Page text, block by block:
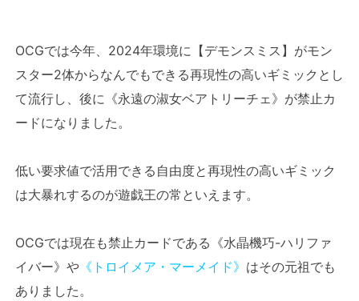
OCGでは今年、2024年環境に【デモンスミス】がモン
スター2体からなんでもできる再現性の高いギミックとし
て流行し、後に《永遠の淑女ベアトリーチェ》が禁止カ
ードになりました。
低い要求値で活用できる自由度と再現性の高いギミック
は大暴れするのが遊戯王の常といえます。
OCGでは現在も禁止カードである《水晶機巧-ハリファ
イバー》や 《トロイメア・マーメイド》 はその元祖でも
ありました。